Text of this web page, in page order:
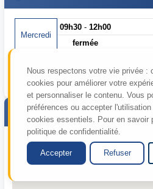
Nous respectons votre vie privée :
cookies pour améliorer votre
et personnaliser le contenu. Vous
préférences ou accepter
cookies essentiels. Pour en savoir
politique de confidentialité.
Accepter Refuser
Mercredi
09h30- 12h00
fermée
Samedi
fermée
Plan d'accès